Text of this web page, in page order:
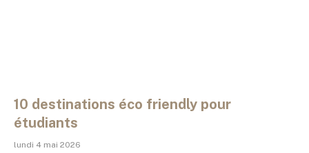
10 destinations éco friendly pour
étudiants
lundi 4 mai 2026